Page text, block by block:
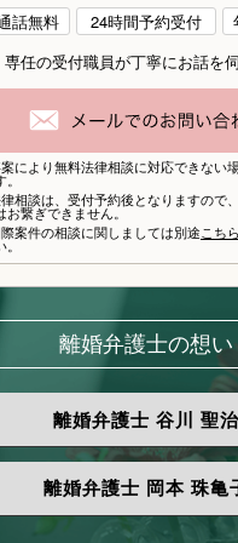
話無料 24時間予約受付
専任の受付職員が丁寧にお話を
により無料法律相談に対応できない
。
相談は、 受付予約後となりますので、
お繋ぎできません。
案件の相談に関しましては別途こちら
。
離婚弁護士の想い
離婚弁護士 谷川 聖治
離婚弁護士 岡本 珠亀